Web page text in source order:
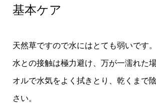
基本ケア
天然草ですので水にはとても弱いです。
水との接触は極力避け、万が一濡れた
オルで水気をよく拭きとり、乾くまで
さい。